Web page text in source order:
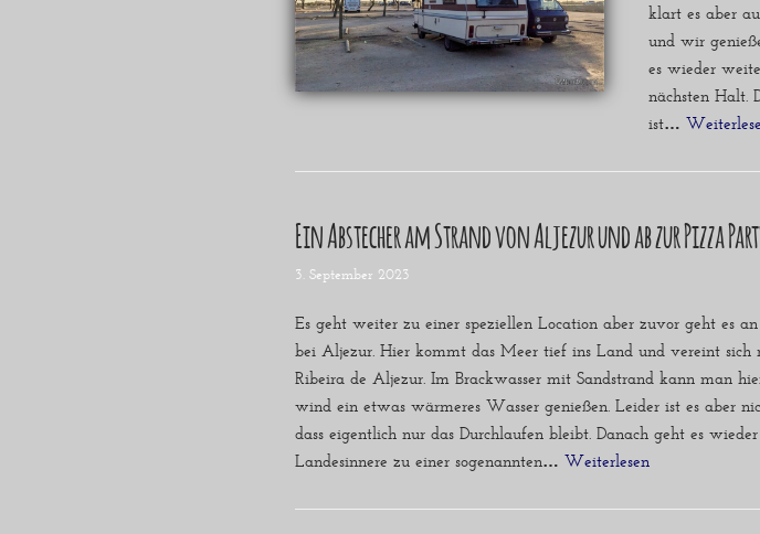
klart es aber
und wir
es wieder
nächsten Halt.
ist…
Ein Abstecher am Strand von Aljezur und ab zur Pizza
3. September 2023
Es geht weiter zu einer speziellen Location aber zuvor geht es
bei Aljezur. Hier kommt das Meer tief ins Land und vereint sich
Ribeira de Aljezur. Im Brackwasser mit Sandstrand kann man
wind ein etwas wärmeres Wasser genießen. Leider ist es aber
dass eigentlich nur das Durchlaufen bleibt. Danach geht es
Landesinnere zu einer sogenannten… Weiterlesen »